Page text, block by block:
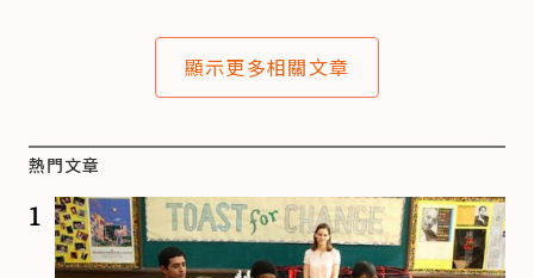
顯示更多相關文章
熱門文章
1